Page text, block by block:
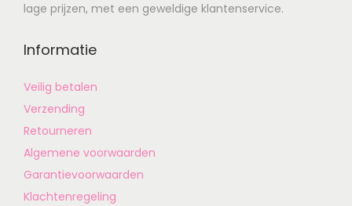
lage prijzen, met een geweldige klantenservice.
Informatie
Veilig betalen
Verzending
Retourneren
Algemene voorwaarden
Garantievoorwaarden
Klachtenregeling